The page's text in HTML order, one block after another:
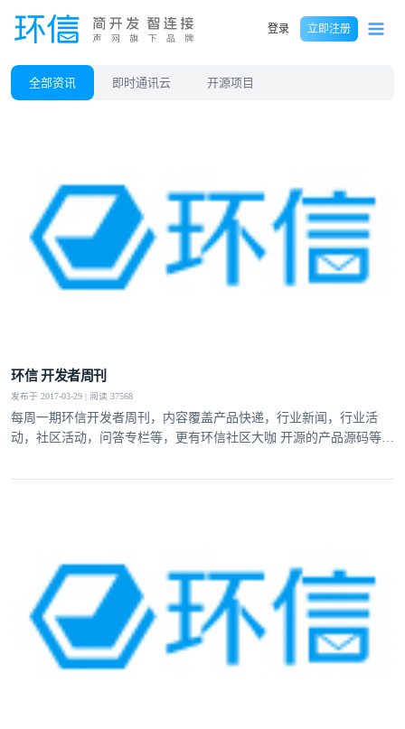
登录 立即注册
全部资讯 即时通讯云 开源项目
环信 开发者周刊
发布于 2017-03-29 | 阅读 37568
每周一期环信开发者周刊，内容覆盖产品快递，行业新闻，行业活
动，社区活动，问答专栏等，更有环信社区大咖 开源的产品源码等内